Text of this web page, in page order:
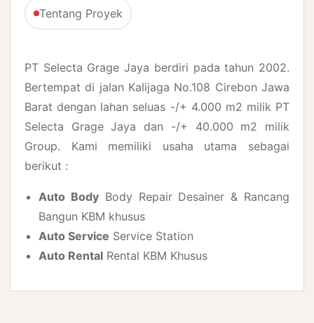
Tentang Proyek
PT Selecta Grage Jaya berdiri pada tahun 2002.
Bertempat di jalan Kalijaga No.108 Cirebon Jawa
Barat dengan lahan seluas -/+ 4.000 m2 milik PT
Selecta Grage Jaya dan -/+ 40.000 m2 milik
Group. Kami memiliki usaha utama sebagai
berikut :
Auto BodyBody Repair Desainer & Rancang
Bangun KBM khusus
Auto Service Service Station
Auto Rental Rental KBM Khusus